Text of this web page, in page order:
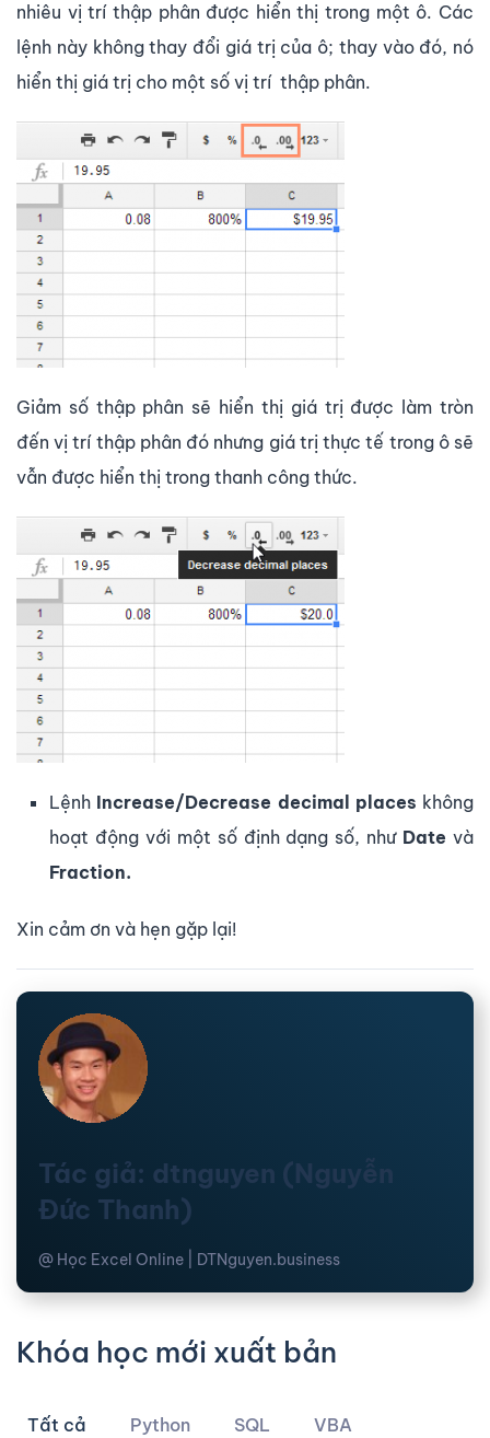
nhiêu vị trí thập phân được hiển thị trong một ô. Các
lệnh này không thay đổi giá trị của ô; thay vào đó, nó
hiển thị giá trị cho một số vị trí thập phân.
Giảm số thập phân sẽ hiển thị giá trị được làm tròn
đến vị trí thập phân đó nhưng giá trị thực tế trong ô sẽ
vẫn được hiển thị trong thanh công thức.
Lệnh Increase/Decrease decimal places không
hoạt động với một số định dạng số, như Date và
Fraction.
Xin cảm ơn và hẹn gặp lại!
Tác giả: dtnguyen (Nguyễn
Đức Thanh)
@ Học Excel Online | DTNguyen.business
Khóa học mới xuất bản
Tất cả Python SQL VBA